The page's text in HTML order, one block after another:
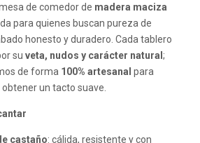
de comedor de madera maciza
para quienes buscan pureza de
honesto y duradero. Cada tablero
su veta, nudos y carácter natural ;
de forma 100% artesanal para
un tacto suave.
castaño: cálida, resistente y con